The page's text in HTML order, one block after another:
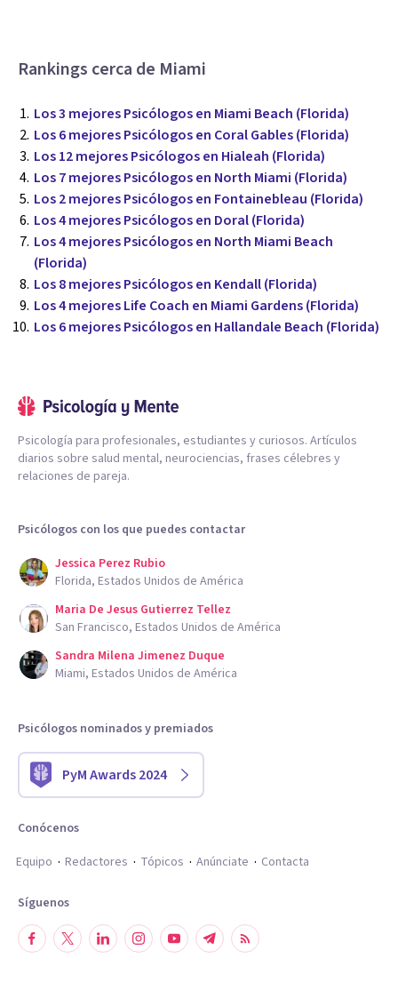
Rankings cerca de Miami
Los 3 mejores Psicólogos en Miami Beach (Florida)
Los 6 mejores Psicólogos en Coral Gables (Florida)
Los 12 mejores Psicólogos en Hialeah (Florida)
Los 7 mejores Psicólogos en North Miami (Florida)
Los 2 mejores Psicólogos en Fontainebleau (Florida)
Los 4 mejores Psicólogos en Doral (Florida)
Los 4 mejores Psicólogos en North Miami Beach
(Florida)
Los 8 mejores Psicólogos en Kendall (Florida)
Los 4 mejores Life Coach en Miami Gardens (Florida)
Los 6 mejores Psicólogos en Hallandale Beach (Florida)
Psicología para profesionales, estudiantes y curiosos. Artículos
diarios sobre salud mental, neurociencias, frases célebres y
relaciones de pareja.
Psicólogos con los que puedes contactar
Jessica Perez Rubio
Florida, Estados Unidos de América
Maria De Jesus Gutierrez Tellez
San Francisco, Estados Unidos de América
Sandra Milena Jimenez Duque
Miami, Estados Unidos de América
Psicólogos nominados y premiados
PyM Awards 2024
Conócenos
Equipo
Redactores Tópicos Anúnciate Contacta
Síguenos